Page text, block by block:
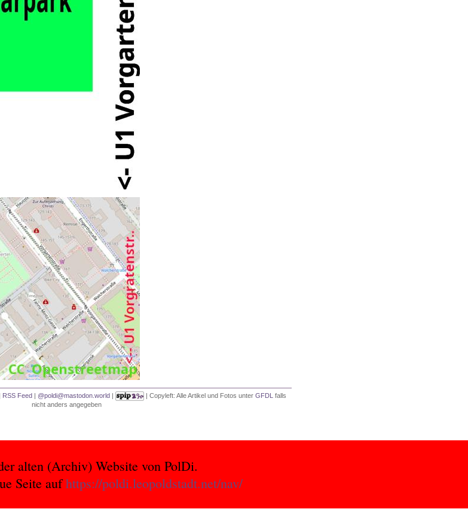
RSS Feed | @poldi@mastodon.world | | Copyleft: Alle Artikel und Fotos unter GFDL falls
nicht anders angegeben
alten (Archiv) Website von PolDi.
Seite aufhttps://poldi.leopoldstadt.net/nav/